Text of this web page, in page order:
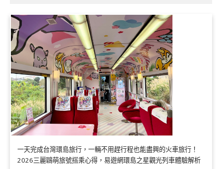
一天完成台灣環島旅行，一輛不用趕行程也能盡興的火車旅行！
2026三麗鷗萌旅號搭乘心得，易遊網環島之星觀光列車體驗解析